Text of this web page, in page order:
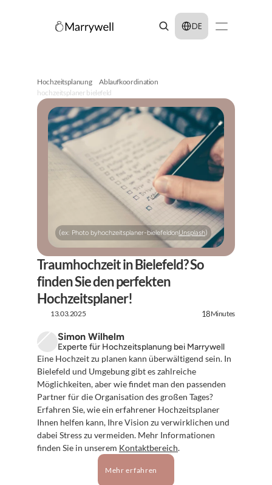
Select Language
DE
Hochzeitsplanung
Ablaufkoordination
hochzeitsplaner bielefeld
(ex: Photo byhochzeitsplaner-bielefeldonUnsplash)
Traumhochzeit in Bielefeld? So
finden Sie den perfekten
Hochzeitsplaner!
13.03.2025 18Minutes
Simon Wilhelm
Experte für Hochzeitsplanung bei Marrywell
Eine Hochzeit zu planen kann überwältigend sein. In
Bielefeld und Umgebung gibt es zahlreiche
Möglichkeiten, aber wie findet man den passenden
Partner für die Organisation des großen Tages?
Erfahren Sie, wie ein erfahrener Hochzeitsplaner
Ihnen helfen kann, Ihre Vision zu verwirklichen und
dabei Stress zu vermeiden. Mehr Informationen
finden Sie in unserem Kontaktbereich.
Mehr erfahren